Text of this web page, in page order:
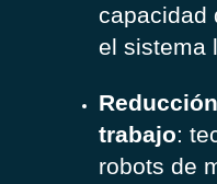
capacidad
el sistema
trabajo:
robots de